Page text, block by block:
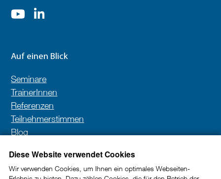
Diese Website verwendet Cookies
Wir verwenden Cookies, um Ihnen ein optimales Webseiten-
Auf einen Blick
Seminare
TrainerInnen
Referenzen
Teilnehmerstimmen
Blog